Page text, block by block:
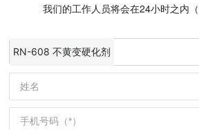
我们的工作人员将会在24小时之内
RN-608 不黄变硬化剂